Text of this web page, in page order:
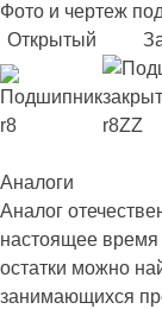
Фото и чертеж
Открытый
Аналоги
Аналог
настоящее время
остатки можно
занимающихся